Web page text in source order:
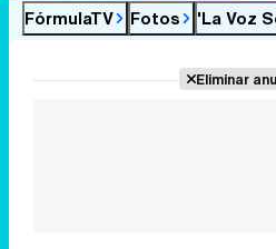
FórmulaTV Fotos 'La Voz
Eliminar